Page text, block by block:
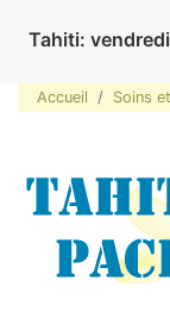
Tahiti:
Accueil Soins